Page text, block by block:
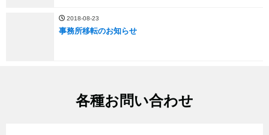
2018-08-23
事務所移転のお知らせ
各種お問い合わせ